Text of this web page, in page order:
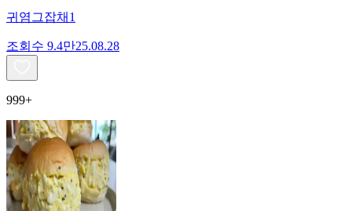
귀염그잡채1
조회수 9.4만25.08.28
999+